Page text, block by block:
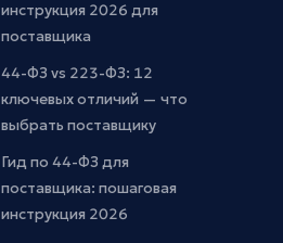
инструкция 2026 для
поставщика
44-ФЗ vs 223-ФЗ: 12
ключевых отличий — что
выбрать поставщику
Гид по 44-ФЗ для
поставщика: пошаговая
инструкция 2026